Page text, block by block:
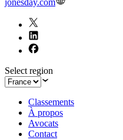
jonesday.com
Select region
Classements
À propos
Avocats
Contact